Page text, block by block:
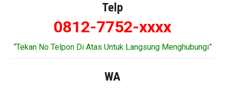
Telp
0812-7752-xxxx
“Tekan No Telpon Di Atas Untuk Langsung Menghubungi”
WA